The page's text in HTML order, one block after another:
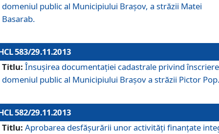
domeniul public al Municipiului Braşov, a străzii Matei
Basarab.
583/29.11.2013
Titlu: Însuşirea documentaţiei cadastrale privind
domeniul public al Municipiului Braşov a străzii Pictor
582/29.11.2013
Titlu: Aprobarea desfăşurării unor activităţi finanţate